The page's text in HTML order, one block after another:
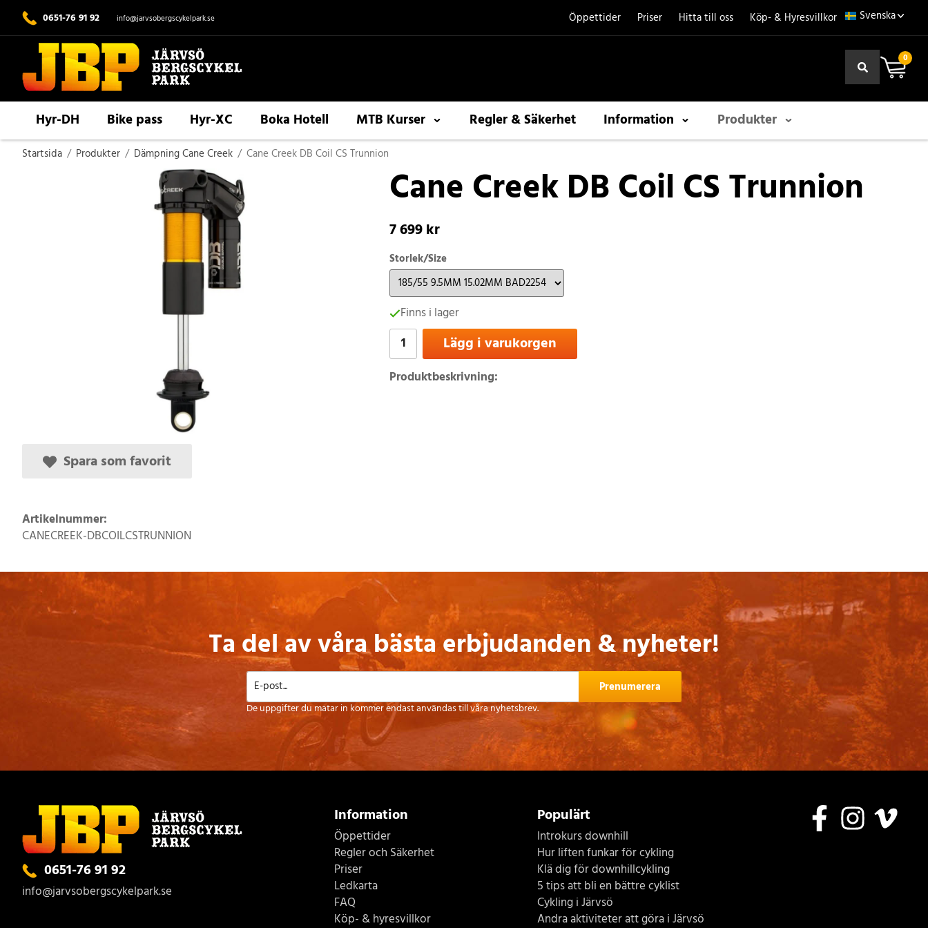
0651-76 91 92 info@jarvsobergscykelpark.se Öppettider Priser Hitta till oss Köp- & Hyresvillkor
0
Hyr-DH Bike pass Hyr-XC Boka Hotell MTB Kurser Regler & Säkerhet Information Produkter
Startsida / Produkter / Dämpning Cane Creek / Cane Creek DB Coil CS Trunnion
Cane Creek DB Coil CS Trunnion
7 699 kr
Storlek/Size
Finns i lager
Lägg i varukorgen
Produktbeskrivning:
Spara som favorit
Artikelnummer:
CANECREEK-DBCOILCSTRUNNION
Ta del av våra bästa erbjudanden & nyheter!
Prenumerera
De uppgifter du matar in kommer endast användas till våra nyhetsbrev.
0651-76 91 92
info@jarvsobergscykelpark.se
Information
Öppettider
Regler och Säkerhet
Priser
Ledkarta
FAQ
Köp- & hyresvillkor
Populärt
Introkurs downhill
Hur liften funkar för cykling
Klä dig för downhillcykling
5 tips att bli en bättre cyklist
Cykling i Järvsö
Andra aktiviteter att göra i Järvsö